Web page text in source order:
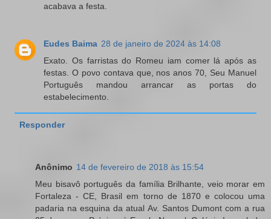
acabava a festa.
Eudes Baima 28 de janeiro de 2024 às 14:08
Exato. Os farristas do Romeu iam comer lá após as
festas. O povo contava que, nos anos 70, Seu Manuel
Português mandou arrancar as portas do
estabelecimento.
Responder
Anônimo 14 de fevereiro de 2018 às 15:54
Meu bisavô português da família Brilhante, veio morar em
Fortaleza - CE, Brasil em torno de 1870 e colocou uma
padaria na esquina da atual Av. Santos Dumont com a rua